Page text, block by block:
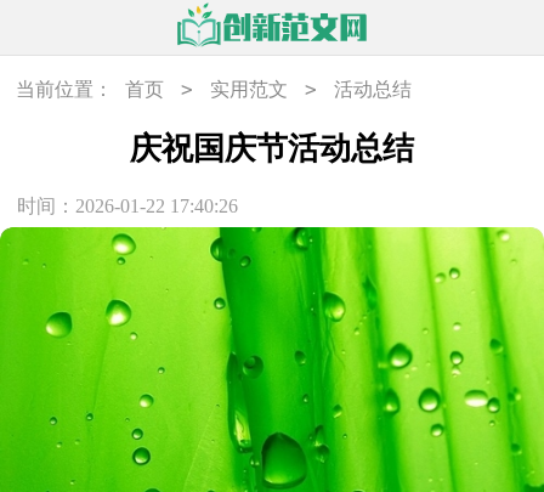
当前位置： 首页 > 实用范文 > 活动总结
庆祝国庆节活动总结
时间：2026-01-22 17:40:26